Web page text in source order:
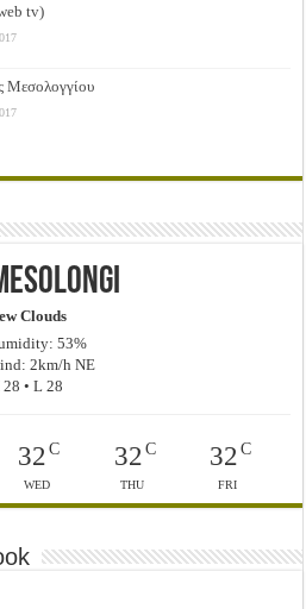
tv)
Clouds
53%
2km/h NE
28 • L 28
32 C
WED
32C
THU
32C
FRI